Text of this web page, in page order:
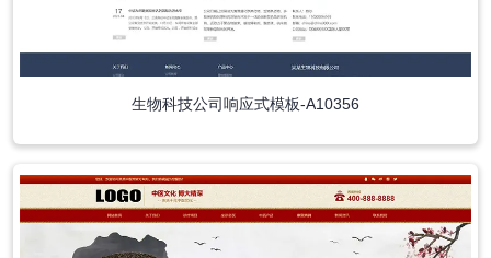
生物科技公司响应式模板-A10356